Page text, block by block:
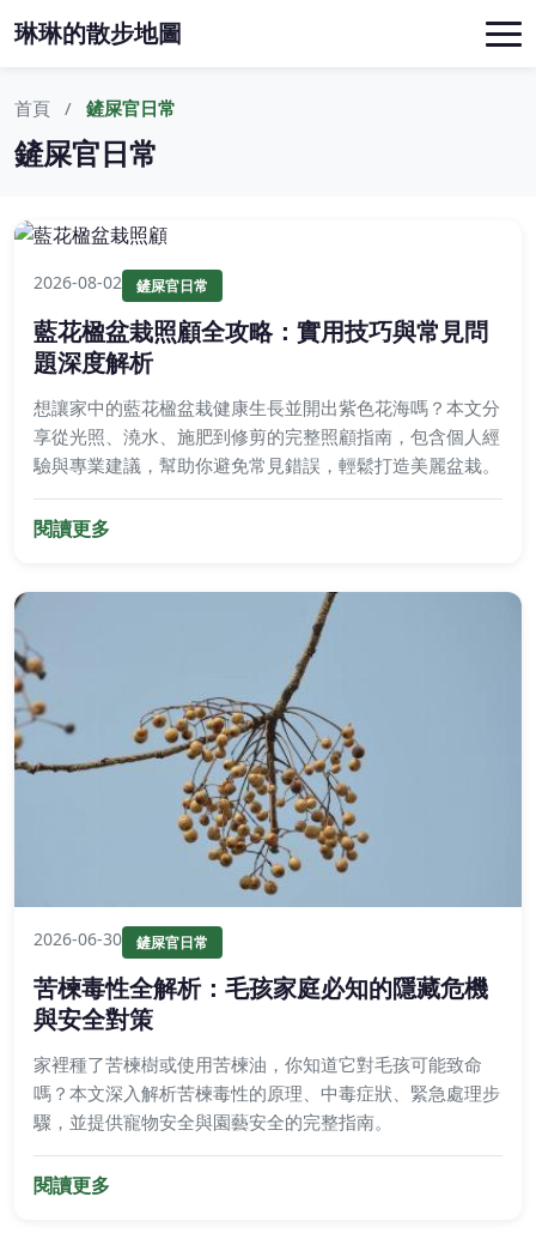
琳琳的散步地圖
首頁 鏟屎官日常
鏟屎官日常
2026-08-02 鏟屎官日常
藍花楹盆栽照顧全攻略：實用技巧與常見問
題深度解析
想讓家中的藍花楹盆栽健康生長並開出紫色花海嗎？本文分
享從光照、澆水、施肥到修剪的完整照顧指南，包含個人經
驗與專業建議，幫助你避免常見錯誤，輕鬆打造美麗盆栽。
閱讀更多
2026-06-30 鏟屎官日常
苦楝毒性全解析：毛孩家庭必知的隱藏危機
與安全對策
家裡種了苦楝樹或使用苦楝油，你知道它對毛孩可能致命
嗎？本文深入解析苦楝毒性的原理、中毒症狀、緊急處理步
驟，並提供寵物安全與園藝安全的完整指南。
閱讀更多